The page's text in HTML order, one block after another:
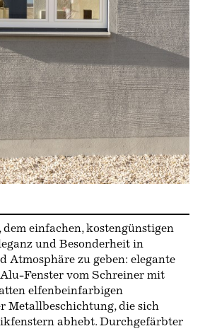
einfachen, kostengünstigen
und Besonderheit in
Atmosphäre zu geben: elegante
Fenster vom Schreiner mit
elfenbeinfarbigen
Metallbeschichtung, die sich
abhebt. Durchgefärbter